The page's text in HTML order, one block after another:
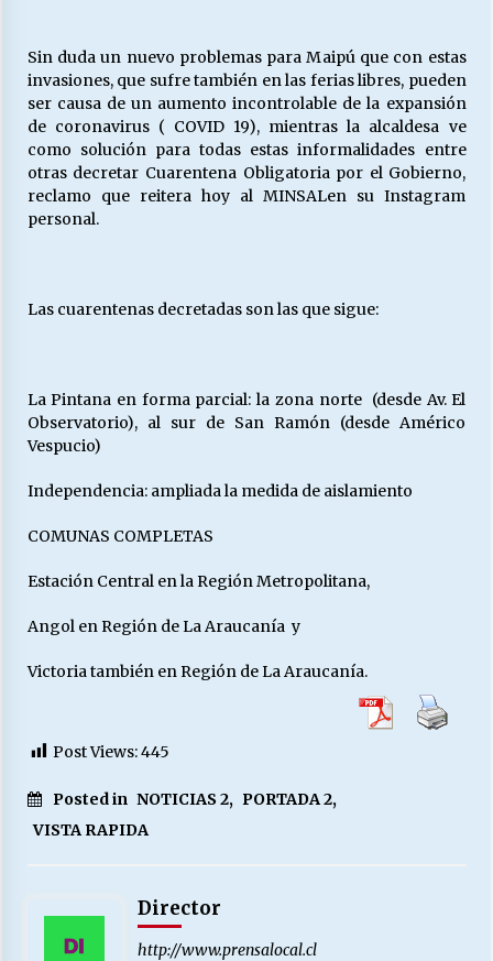
Sin duda un nuevo problemas para Maipú que con estas
invasiones, que sufre también en las ferias libres, pueden
ser causa de un aumento incontrolable de la expansión
de coronavirus ( COVID 19), mientras la alcaldesa ve
como solución para todas estas informalidades entre
otras decretar Cuarentena Obligatoria por el Gobierno,
reclamo que reitera hoy al MINSALen su Instagram
personal.
Las cuarentenas decretadas son las que sigue:
La Pintana en forma parcial: la zona norte (desde Av. El
Observatorio), al sur de San Ramón (desde Américo
Vespucio)
Independencia: ampliada la medida de aislamiento
COMUNAS COMPLETAS
Estación Central en la Región Metropolitana,
Angol en Región de La Araucanía y
Victoria también en Región de La Araucanía.
Post Views:445
Posted in NOTICIAS 2, PORTADA 2,
VISTA RAPIDA
Director
http://www.prensalocal.cl